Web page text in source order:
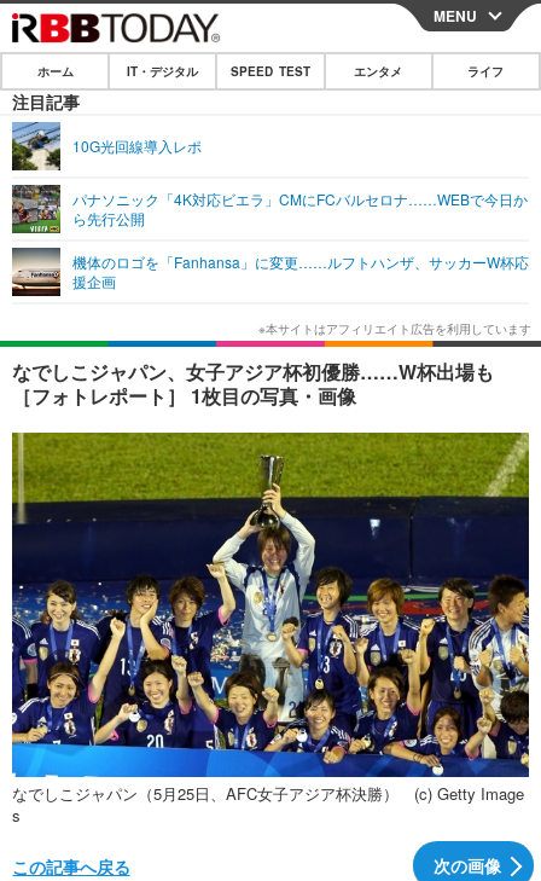
CLOSE
ホーム
IT・デジタル
ネタ
ショッピング その他
SPEED TEST
エンタメ
エンタメTOP
韓国・芸能
音楽 スポーツ
ショッピング その他
ライフ
ライフTOP グルメ
ペット ショッピング
その他
リリース一覧
プッシュ通知の停止方法
MENU
ホーム IT・デジタル SPEED TEST エンタメ ライフ
注目記事
10G光回線導入レポ
パナソニック「4K対応ビエラ」CMにFCバルセロナ……WEBで今日か
ら先行公開
機体のロゴを「Fanhansa」に変更……ルフトハンザ、サッカーW杯応
援企画
なでしこジャパン、女子アジア杯初優勝……W杯出場も
［フォトレポート］ 1枚目の写真・画像
なでしこジャパン（5月25日、AFC女子アジア杯決勝） (c) Getty Image
s
次の画像
この記事へ戻る